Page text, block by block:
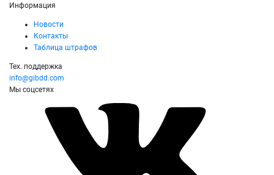
Информация
Новости
Контакты
Таблица штрафов
Тех. поддержка
info@gibdd.com
Мы соцсетях